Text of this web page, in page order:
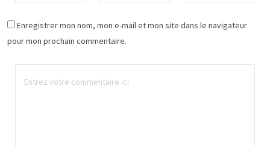
Enregistrer mon nom, mon e-mail et mon site dans le navigateur
pour mon prochain commentaire.